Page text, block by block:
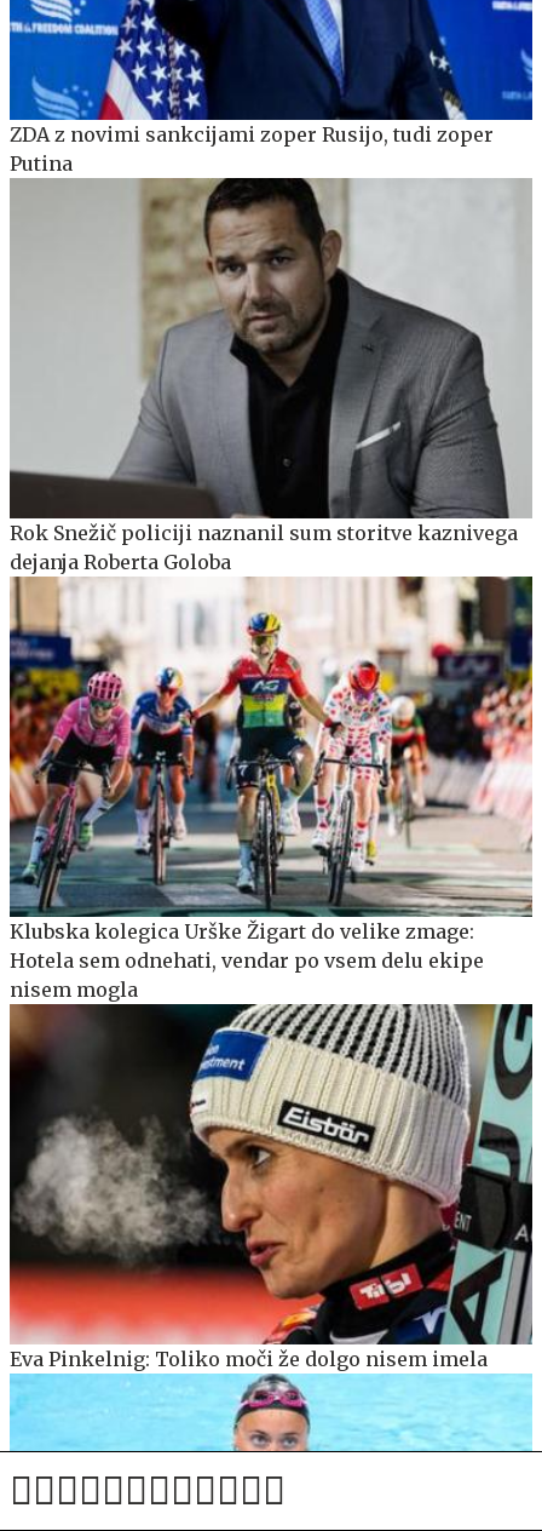
ZDA z novimi sankcijami zoper Rusijo, tudi zoper
Putina
Rok Snežič policiji naznanil sum storitve kaznivega
dejanja Roberta Goloba
Klubska kolegica Urške Žigart do velike zmage:
Hotela sem odnehati, vendar po vsem delu ekipe
nisem mogla
Eva Pinkelnig: Toliko moči že dolgo nisem imela